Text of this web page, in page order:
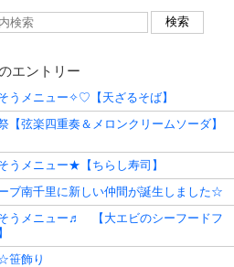
エントリー
うメニュー✧♡【天ざるそば】
【弦楽四重奏＆メロンクリームソーダ】
うメニュー★【ちらし寿司】
ブ南千里に新しい仲間が誕生しました☆
うメニュー♬ 【大エビのシーフードフ
笹飾り